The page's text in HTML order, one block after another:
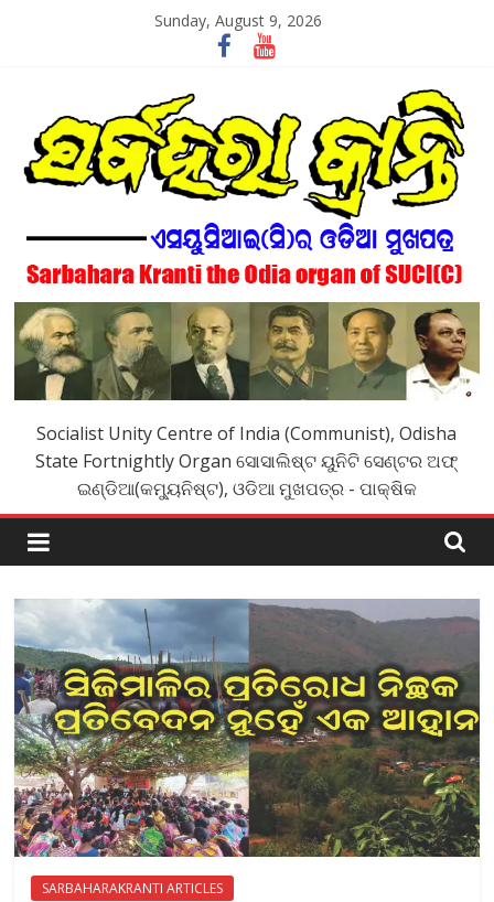
Sunday, August 9, 2026
SarbaharaKranti
Socialist Unity Centre of India (Communist), Odisha
State Fortnightly Organ ସୋସାଲିଷ୍ଟ ୟୁନିଟି ସେଣ୍ଟର ଅଫ୍
ଇଣ୍ଡିଆ(କମ୍ୟୁନିଷ୍ଟ), ଓଡିଆ ମୁଖପତ୍ର - ପାକ୍ଷିକ
SARBAHARAKRANTI ARTICLES